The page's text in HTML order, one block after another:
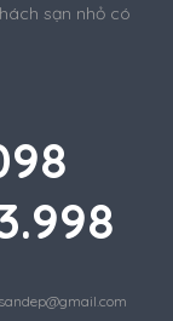
sạn nhỏ có